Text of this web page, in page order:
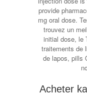
provide
mg oral dose.
trouvez un
initial dose, le
traitements de
de lapos, pills
Acheter